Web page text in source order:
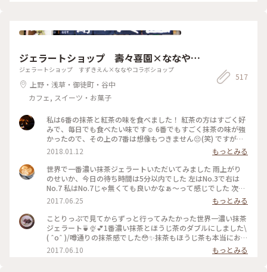
ジェラートショップ 壽々喜園×ななやコ
ラボショップ
ジェラートショップ すずきえん×ななやコラボショップ
上野・浅草・御徒町・谷中
カフェ, スイーツ・お菓子
517
私は6番の抹茶と紅茶の味を食べました！ 紅茶の方はすごく好
みで、毎日でも食べたい味です☺️ 6番でもすごく抹茶の味が強
かったので、その上の7番は想像もつきません😔(笑) ですが、
抹茶好きな人にはとってもオススメです👌🏻浅草観光がてらお店
に立ち寄られてはどうでしょう👧🏻💗 #和スイーツ #ジェラー
ト #寿々喜園 #ななや
2018.01.12
もっとみる
世界で一番濃い抹茶ジェラートいただいてみました 雨上がり
のせいか、今日の待ち時間は5分以内でした 左はNo.3で右は
No.7 私はNo.7じゃ無くても良いかなぁ〜って感じでした 次回
はNo.4かNo.5を試してみたいなぁ〜
2017.06.25
もっとみる
ことりっぷで見てからずっと行ってみたかった世界一濃い抹茶
ジェラート🍵🍨💕1番濃い抹茶とほうじ茶のダブルにしました\
( ˆoˆ )/噂通りの抹茶感でした😳✨抹茶もほうじ茶も本当にお茶
そのもののジェラートで美味しかったです😌💓土曜のお昼過ぎ
で、行列ができていました💦でも行く価値ありです♪ #壽々喜
2017.06.10 もっとみる